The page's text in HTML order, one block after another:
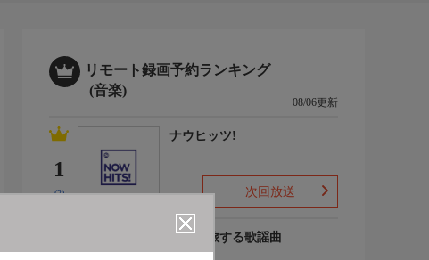
リモート録画予約ランキング
(音楽)
08/06更新
1
(2)
ナウヒッツ!
次回放送
列車で旅する歌謡曲